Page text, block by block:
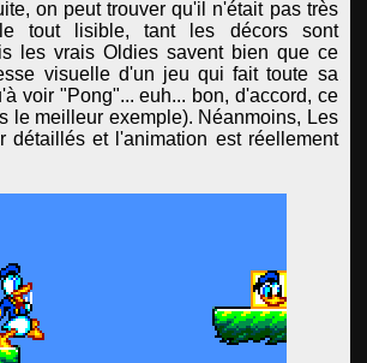
on peut trouver qu'il n'était pas très
tout lisible, tant les décors sont
les vrais Oldies savent bien que ce
visuelle d'un jeu qui fait toute sa
voir "Pong"... euh... bon, d'accord, ce
le meilleur exemple). Néanmoins, Les
détaillés et l'animation est réellement